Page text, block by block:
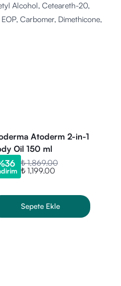
Alcohol, Ceteareth-20,
Carbomer, Dimethicone,
Atoderm 2-in-1
Oil 150 ml
36 ₺ 1,869.00
₺ 1,199.00
Sepete Ekle